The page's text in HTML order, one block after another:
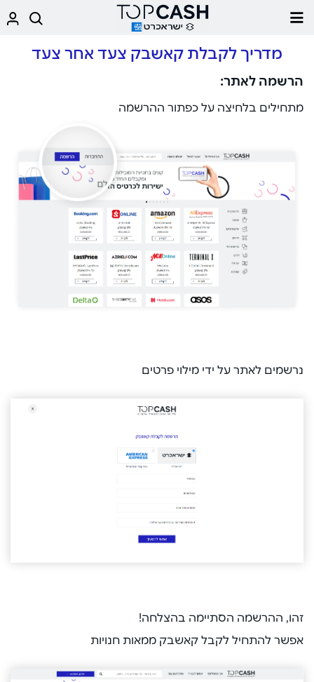
מדריך לקבלת קאשבק צעד אחר צעד
הרשמה לאתר:
מתחילים בלחיצה על כפתור ההרשמה
נרשמים לאתר על ידי מילוי פרטים
זהו, ההרשמה הסתיימה בהצלחה!
אפשר להתחיל לקבל קאשבק ממאות חנויות